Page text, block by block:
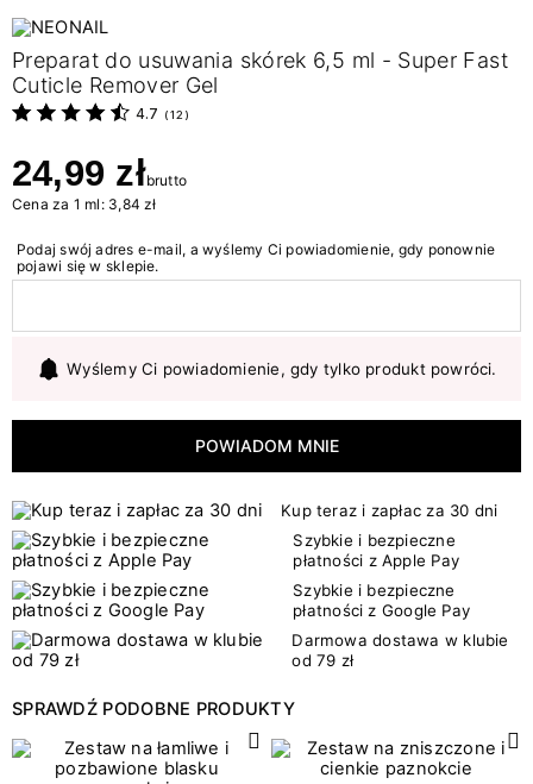
Preparat do usuwania skórek 6,5 ml - Super Fast
Cuticle Remover Gel
4.7 ( 12 )
24,99 złbrutto
Cena za 1 ml: 3,84 zł
Podaj swój adres e-mail, a wyślemy Ci powiadomienie, gdy ponownie
pojawi się w sklepie.
Wyślemy Ci powiadomienie, gdy tylko produkt powróci.
POWIADOM MNIE
Kup teraz i zapłac za 30 dni
Szybkie i bezpieczne
płatności z Apple Pay
Szybkie i bezpieczne
płatności z Google Pay
Darmowa dostawa w klubie
od 79 zł
SPRAWDŹ PODOBNE PRODUKTY